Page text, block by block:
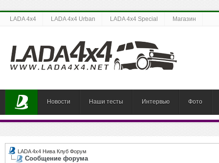
LADA 4x4 LADA 4x4 Urban LADA 4x4 Special Магазин
Новости Наши тесты Интервью Фото
LADA 4x4 Нива Клуб Форум
Сообщение форума